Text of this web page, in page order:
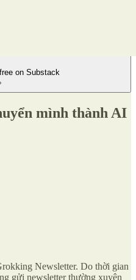
on Substack
mình thành AI
Newsletter. Do thời gian
gửi newsletter thường xuyên